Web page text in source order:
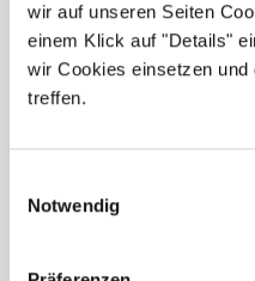
wir auf unseren Seiten
einem Klick auf "Details"
wir Cookies einsetzen und
treffen.
Notwendig
Marcel Willing
Ansprechpartner
Sie haben Fragen zu
benötigen
Bewerberprofils?